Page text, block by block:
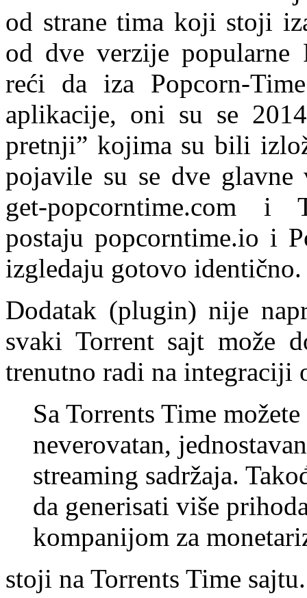
od strane tima koji stoji
od dve verzije popularne
reći da iza Popcorn-
aplikacije, oni su se
pretnji” kojima su bili
pojavile su se dve
get-popcorntime.com i
postaju popcorntime.io i
izgledaju gotovo identično.
Dodatak (plugin) nije
svaki Torrent sajt može
trenutno radi na integraciji
Sa Torrents Time
neverovatan,
streaming sadržaja.
da generisati više
kompanijom za
stoji na Torrents Time sajtu.